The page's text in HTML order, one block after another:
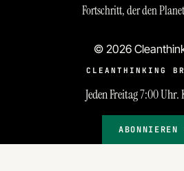
Fortschritt, der den
© 2026
CLEANTHINKING
Jeden Freitag 7:00 Uhr.
ABONNIEREN